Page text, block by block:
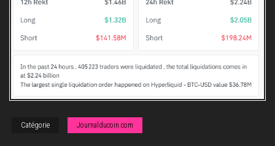
Catégorie Journalducoin.com